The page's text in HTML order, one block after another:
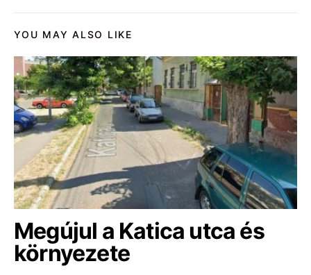
YOU MAY ALSO LIKE
Megújul a Katica utca és
környezete